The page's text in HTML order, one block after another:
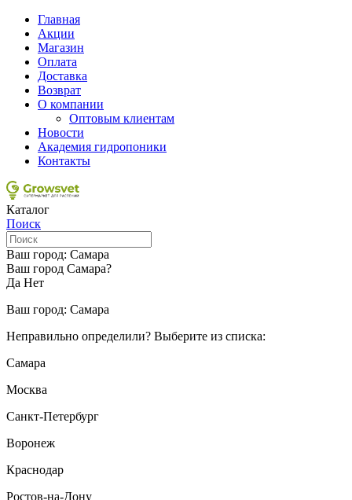
Главная
Акции
Магазин
Оплата
Доставка
Возврат
О компании
Оптовым клиентам
Новости
Академия гидропоники
Контакты
Каталог
Поиск
Ваш город: Самара
Ваш город Самара?
Да Нет
Ваш город: Самара
Неправильно определили? Выберите из списка:
Самара
Москва
Санкт-Петербург
Воронеж
Краснодар
Ростов-на-Дону